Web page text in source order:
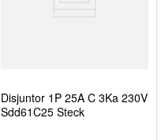
Disjuntor 1P 25A C 3Ka 230V
Sdd61C25 Steck